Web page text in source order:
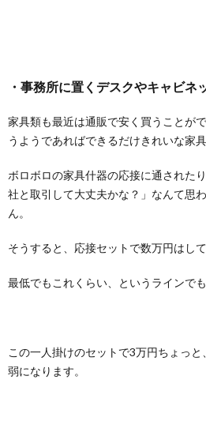
・事務所に置くデスクやキャビネ
家具類も最近は通販で安く買うことが
うようであればできるだけきれいな家
ボロボロの家具什器の応接に通された
社と取引して大丈夫かな？」なんて思
ん。
そうすると、応接セットで数万円はして
最低でもこれくらい、というラインで
この一人掛けのセットで3万円ちょっ
弱になります。